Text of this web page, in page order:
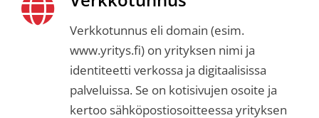
Verkkotunnus eli domain (esim.
www.yritys.fi) on yrityksen nimi ja
identiteetti verkossa ja digitaalisissa
palveluissa. Se on kotisivujen osoite ja
kertoo sähköpostiosoitteessa yrityksen